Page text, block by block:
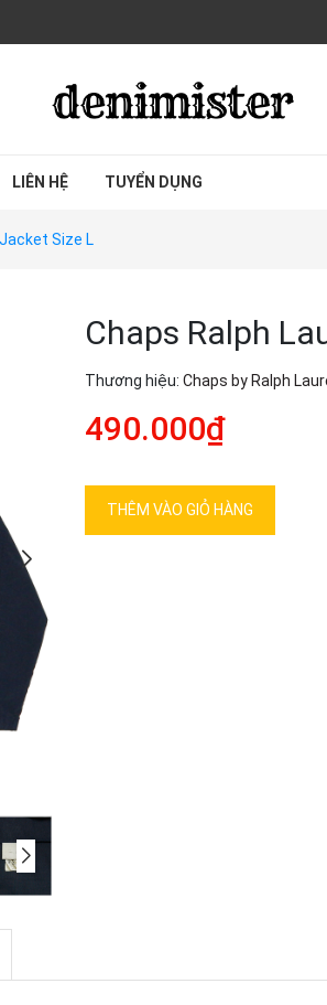
LIÊN HỆ TUYỂN DỤNG
Size L
Chaps Ralph
Thương hiệu: Chaps by Ralph
490.000₫
THÊM VÀO GIỎ HÀNG